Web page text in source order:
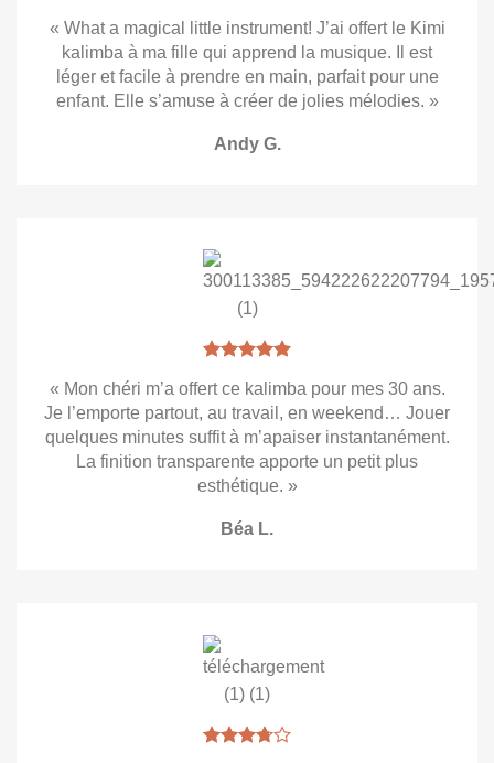
« What a magical little instrument! J’ai offert le Kimi
kalimba à ma fille qui apprend la musique. Il est
léger et facile à prendre en main, parfait pour une
enfant. Elle s’amuse à créer de jolies mélodies. »
Andy G.
« Mon chéri m’a offert ce kalimba pour mes 30 ans.
Je l’emporte partout, au travail, en weekend… Jouer
quelques minutes suffit à m’apaiser instantanément.
La finition transparente apporte un petit plus
esthétique. »
Béa L.